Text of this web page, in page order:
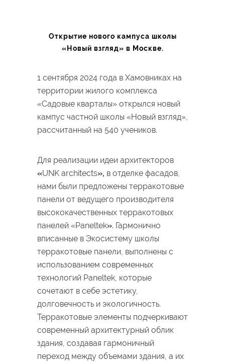
Открытие нового кампуса школы
«Новый взгляд» в Москве.
1 сентября 2024 года в Хамовниках на
территории жилого комплекса
«Садовые кварталы» открылся новый
кампус частной школы «Новый взгляд»,
рассчитанный на 540 учеников.
Для реализации идеи архитекторов
«UNK architects», в отделке фасадов,
нами были предложены терракотовые
панели от ведущего производителя
высококачественных терракотовых
панелей «Paneltek». Гармонично
вписанные в Экосистему школы
терракотовые панели, выполнены с
использованием современных
технологий Paneltek, которые
сочетают в себе эстетику,
долговечность и экологичность.
Терракотовые элементы подчеркивают
современный архитектурный облик
здания, создавая гармоничный
переход между объемами здания, а их